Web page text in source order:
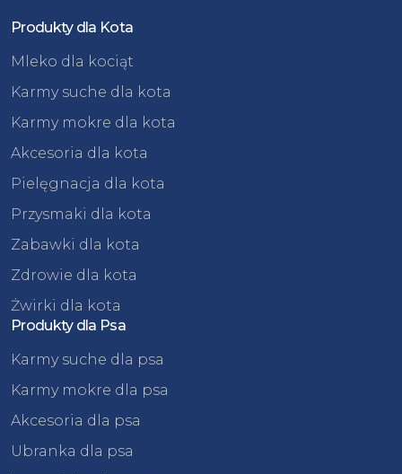
Produkty dla Kota
Mleko dla kociąt
Karmy suche dla kota
Karmy mokre dla kota
Akcesoria dla kota
Pielęgnacja dla kota
Przysmaki dla kota
Zabawki dla kota
Zdrowie dla kota
Żwirki dla kota
Produkty dla Psa
Karmy suche dla psa
Karmy mokre dla psa
Akcesoria dla psa
Ubranka dla psa